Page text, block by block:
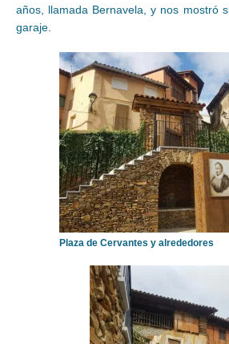
años, llamada Bernavela, y nos mostró
garaje.
Plaza de Cervantes y alrededores